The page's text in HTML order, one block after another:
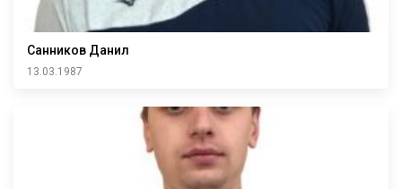
Санников Данил
13.03.1987